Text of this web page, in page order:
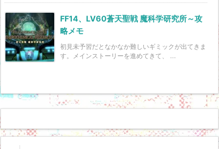
FF14、LV60蒼天聖戦 魔科学研究所～攻
略メモ
初見未予習だとなかなか難しいギミックが出てきま
す。メインストーリーを進めてきて、 ...